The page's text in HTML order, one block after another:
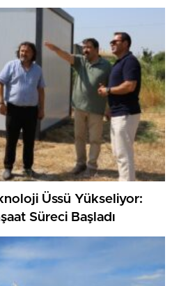
Üssü Yükseliyor:
Süreci Başladı